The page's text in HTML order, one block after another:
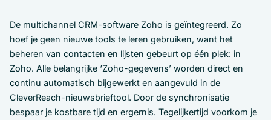
De multichannel CRM-software Zoho is geïntegreerd. Zo
hoef je geen nieuwe tools te leren gebruiken, want het
beheren van contacten en lijsten gebeurt op één plek: in
Zoho. Alle belangrijke ‘Zoho-gegevens’ worden direct en
continu automatisch bijgewerkt en aangevuld in de
CleverReach-nieuwsbrieftool. Door de synchronisatie
bespaar je kostbare tijd en ergernis. Tegelijkertijd voorkom je